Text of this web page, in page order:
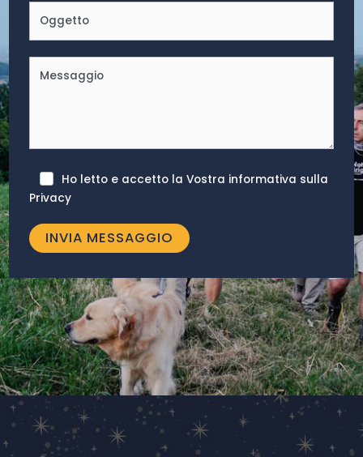
Ho letto e accetto la Vostra informativa sulla
Privacy
INVIA MESSAGGIO